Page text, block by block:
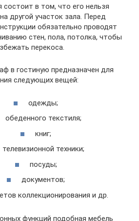
состоит в том, что его нельзя
другой участок зала. Перед
обязательно проводят
стен, пола, потолка, чтобы
перекоса.
в гостиную предназначен для
следующих вещей:
одежды;
обеденного текстиля;
книг;
телевизионной техники;
посуды;
документов;
коллекционирования и др.
функций подобная мебель